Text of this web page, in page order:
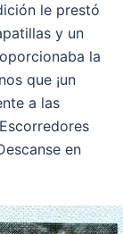
le prestó
y un
la
que ¡un
a las
en